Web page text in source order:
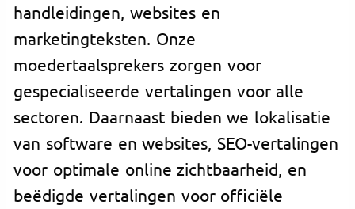
handleidingen, websites en
marketingteksten. Onze
moedertaalsprekers zorgen voor
gespecialiseerde vertalingen voor alle
sectoren. Daarnaast bieden we lokalisatie
van software en websites, SEO-vertalingen
voor optimale online zichtbaarheid, en
beëdigde vertalingen voor officiële